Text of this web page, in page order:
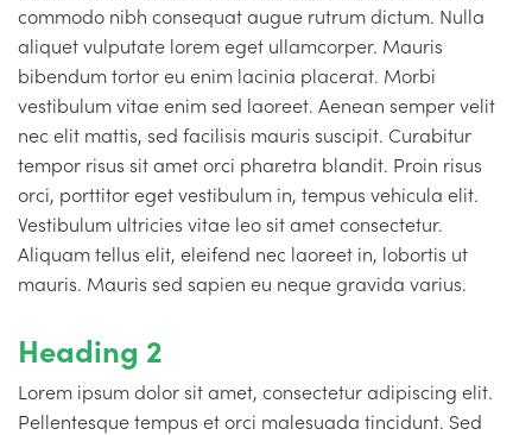
commodo nibh consequat augue rutrum dictum. Nulla
aliquet vulputate lorem eget ullamcorper. Mauris
bibendum tortor eu enim lacinia placerat. Morbi
vestibulum vitae enim sed laoreet. Aenean semper velit
nec elit mattis, sed facilisis mauris suscipit. Curabitur
tempor risus sit amet orci pharetra blandit. Proin risus
orci, porttitor eget vestibulum in, tempus vehicula elit.
Vestibulum ultricies vitae leo sit amet consectetur.
Aliquam tellus elit, eleifend nec laoreet in, lobortis ut
mauris. Mauris sed sapien eu neque gravida varius.
Heading 2
Lorem ipsum dolor sit amet, consectetur adipiscing elit.
Pellentesque tempus et orci malesuada tincidunt. Sed